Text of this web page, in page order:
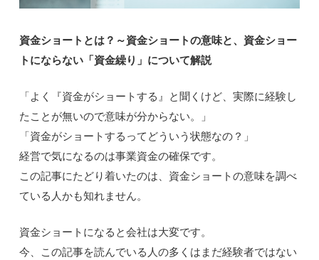
資金ショートとは？～資金ショートの意味と、資金ショー
トにならない「資金繰り」について解説
「よく『資金がショートする』と聞くけど、実際に経験し
たことが無いので意味が分からない。」
「資金がショートするってどういう状態なの？」
経営で気になるのは事業資金の確保です。
この記事にたどり着いたのは、資金ショートの意味を調べ
ている人かも知れません。
資金ショートになると会社は大変です。
今、この記事を読んでいる人の多くはまだ経験者ではない